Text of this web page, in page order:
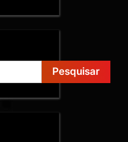
Pesquisar